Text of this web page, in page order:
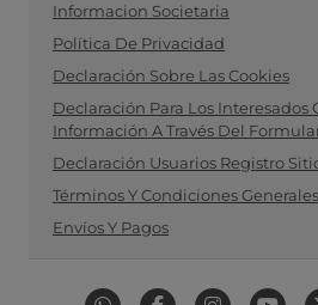
Informacion Societaria
Política De Privacidad
Declaración Sobre Las Cookies
Declaración Para Los Interesados
Información A Través Del
Declaración Usuarios Registro
Términos Y Condiciones
Envíos Y Pagos